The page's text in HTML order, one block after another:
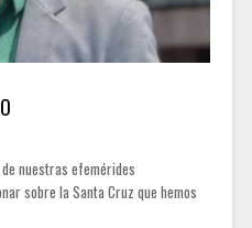
nuestras efemérides
sobre la Santa Cruz que hemos